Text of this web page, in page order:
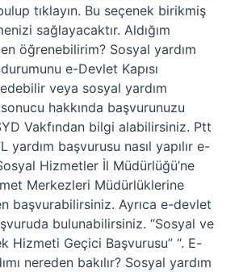
tıklayın. Bu seçenek birikmiş
sağlayacaktır. Aldığım
öğrenebilirim? Sosyal yardım
durumunu e-Devlet Kapısı
veya sosyal yardım
sonucu hakkında başvurunuzu
Vakfından bilgi alabilirsiniz. Ptt
yardım başvurusu nasıl yapılır e-
Hizmetler İl Müdürlüğü’ne
Merkezleri Müdürlüklerine
başvurabilirsiniz. Ayrıca e-devlet
bulunabilirsiniz. “Sosyal ve
Hizmeti Geçici Başvurusu” “. E-
nereden bakılır? Sosyal yardım